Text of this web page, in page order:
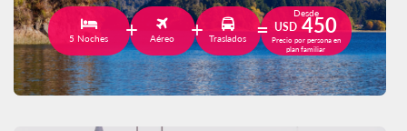
5 Noches Aéreo Traslados
Desde
USD 450
Precio por persona en
plan familiar